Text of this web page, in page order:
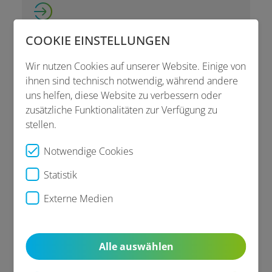
Wer ist die Medical:Contact AG?
Was ist die Gesundheitshotline?
Wann kann ich die Gesundheitshotline
erreichen?
nutzen?
COOKIE EINSTELLUNGEN
Wir nutzen Cookies auf unserer Website. Einige von
ihnen sind technisch notwendig, während andere
uns helfen, diese Website zu verbessern oder
zusätzliche Funktionalitäten zur Verfügung zu
stellen.
Notwendige Cookies
Statistik
Externe Medien
Alle auswählen